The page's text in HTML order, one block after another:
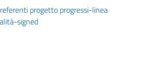
progetto progressi-linea
signed